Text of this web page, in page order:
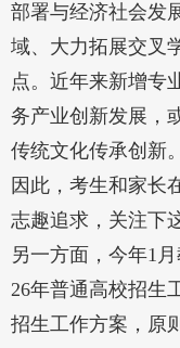
部署与经济社会发
域、大力拓展交叉
点。近年来新增专
务产业创新发展，
传统文化传承创新。
因此，考生和家长
志趣追求，关注下
另一方面，今年1
26年普通高校招生
招生工作方案，原